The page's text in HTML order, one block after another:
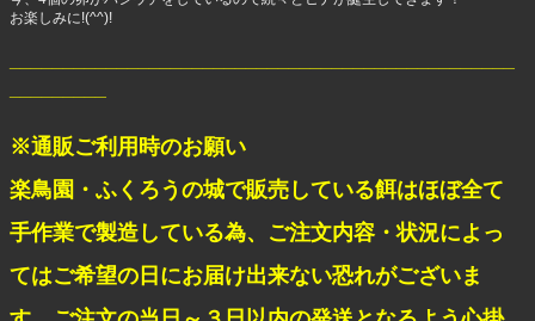
お楽しみに!(^^)!
※通販ご利用時のお願い
楽鳥園・ふくろうの城で販売している餌はほぼ全て
手作業で製造している為、ご注文内容・状況によっ
てはご希望の日にお届け出来ない恐れがございま